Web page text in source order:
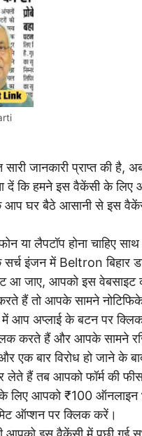
जानकारी प्राप्त की
दें कि हमने इस वैकेंसी के
आप घर बैठे आसानी से इस
या लैपटॉप होना चाहिए
इंजन में Beltron बिहार
आ जाए, आपको इस वेबसाइट
हैं तो आपके सामने
आप अप्लाई के बटन पर
करते हैं और आपके सामने
एक बार विरोध हो जाने के
लेते हैं तब आपको फॉर्म की
लिए आपको ₹100 ऑनलाइन
ऑप्शन पर क्लिक करें।